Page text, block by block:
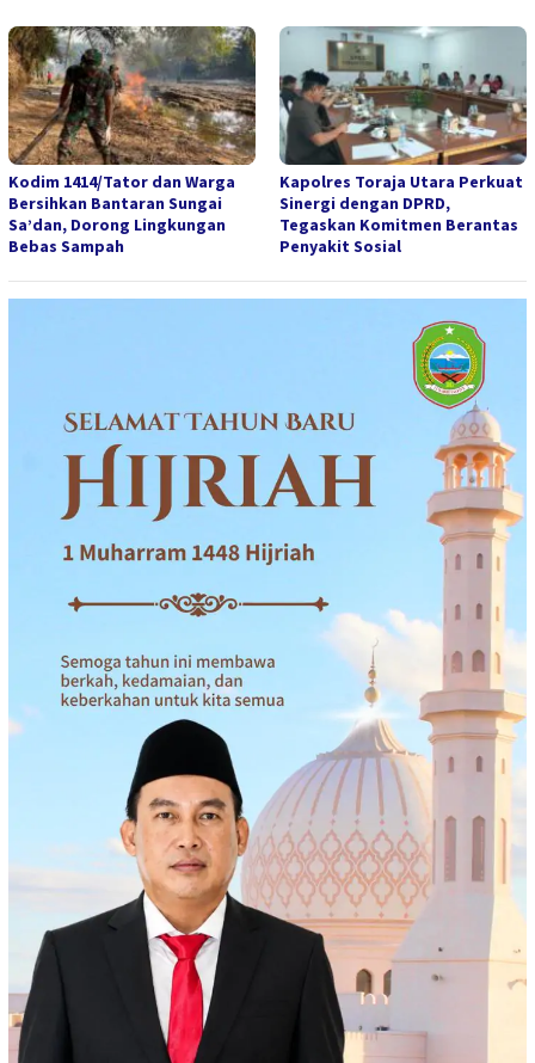
Kodim 1414/Tator dan Warga
Bersihkan Bantaran Sungai
Sa’dan, Dorong Lingkungan
Bebas Sampah
Kapolres Toraja Utara Perkuat
Sinergi dengan DPRD,
Tegaskan Komitmen Berantas
Penyakit Sosial